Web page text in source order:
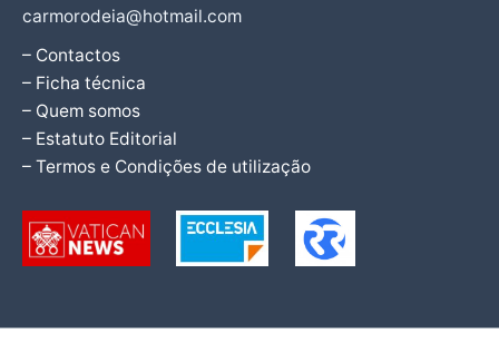
carmorodeia@hotmail.com
– Contactos
– Ficha técnica
– Quem somos
– Estatuto Editorial
– Termos e Condições de utilização